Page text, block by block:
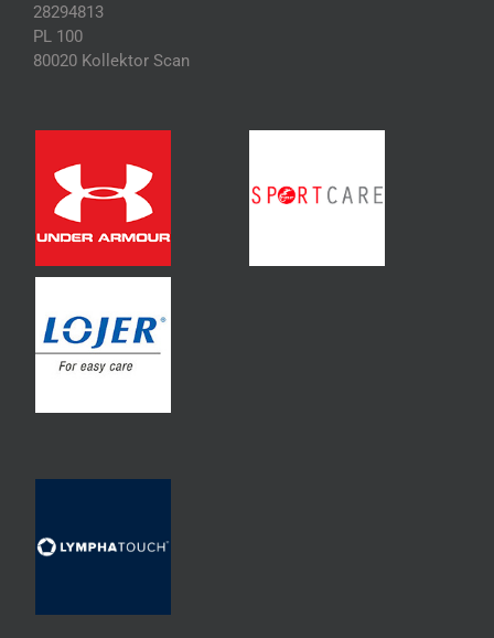
28294813
PL 100
80020 Kollektor Scan